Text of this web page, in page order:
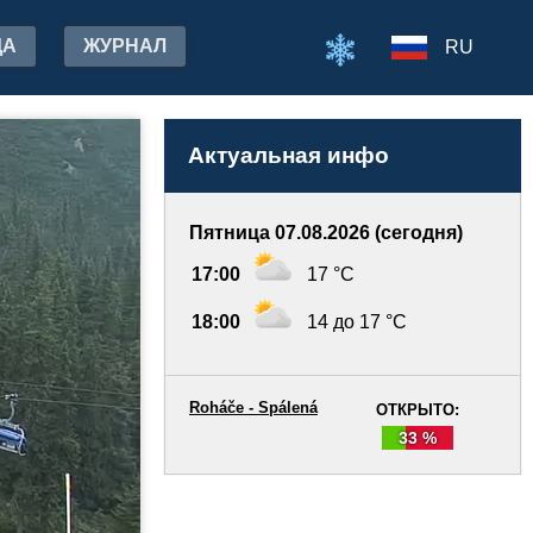
ЖУРНАЛ RU
Актуальная инфо
Пятница 07.08.2026 (сегодня)
17:00 17 °C
18:00 14 до 17 °C
ОТКРЫТО:
33 %
Roháče - Spálená